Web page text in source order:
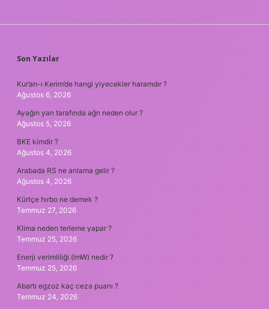
SIDEBAR
Son Yazılar
Kur’an-ı Kerim’de hangi yiyecekler haramdır ?
Ağustos 6, 2026
Ayağın yan tarafında ağrı neden olur ?
Ağustos 5, 2026
BKE kimdir ?
Ağustos 4, 2026
Arabada RS ne anlama gelir ?
Ağustos 4, 2026
Kürtçe hırbo ne demek ?
Temmuz 27, 2026
Klima neden terleme yapar ?
Temmuz 25, 2026
Enerji verimliliği (lmW) nedir ?
Temmuz 25, 2026
Abartı egzoz kaç ceza puanı ?
Temmuz 24, 2026